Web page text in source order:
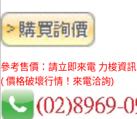
參考售價：請立即來電 力梭資訊
( 價格破壞行情！來電洽詢)